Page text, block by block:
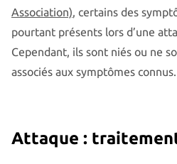
Association), certains des
pourtant présents lors d’une
Cependant, ils sont niés ou ne
associés aux symptômes connus.
Attaque :